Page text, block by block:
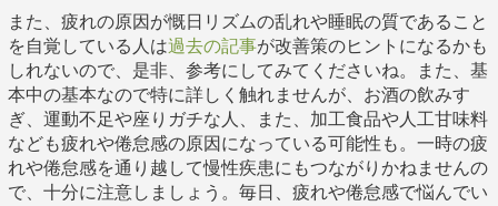
また、疲れの原因が慨日リズムの乱れや睡眠の質であること
を自覚している人は過去の記事が改善策のヒントになるかも
しれないので、是非、参考にしてみてくださいね。また、基
本中の基本なので特に詳しく触れませんが、お酒の飲みす
ぎ、運動不足や座りガチな人、また、加工食品や人工甘味料
なども疲れや倦怠感の原因になっている可能性も。一時の疲
れや倦怠感を通り越して慢性疾患にもつながりかねませんの
で、十分に注意しましょう。毎日、疲れや倦怠感で悩んでい